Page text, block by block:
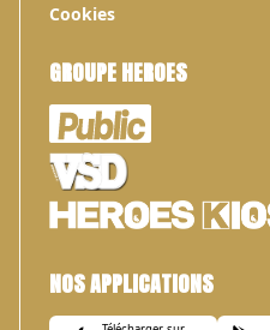
Cookies
GROUPE HEROES
NOS APPLICATIONS